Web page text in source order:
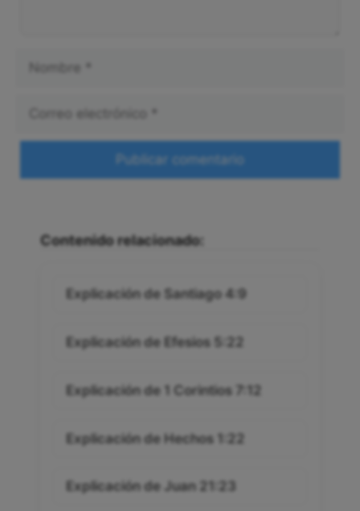
Contenido relacionado:
Explicación de Santiago 4:9
Explicación de Efesios 5:22
Explicación de 1 Corintios 7:12
Explicación de Hechos 1:22
Explicación de Juan 21:23